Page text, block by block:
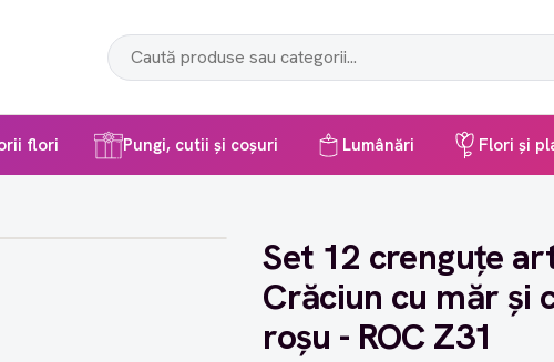
flori Pungi, cutii și coșuri Lumânări Flori și
Set 12 crenguțe
Crăciun cu măr și
roșu - ROC Z31